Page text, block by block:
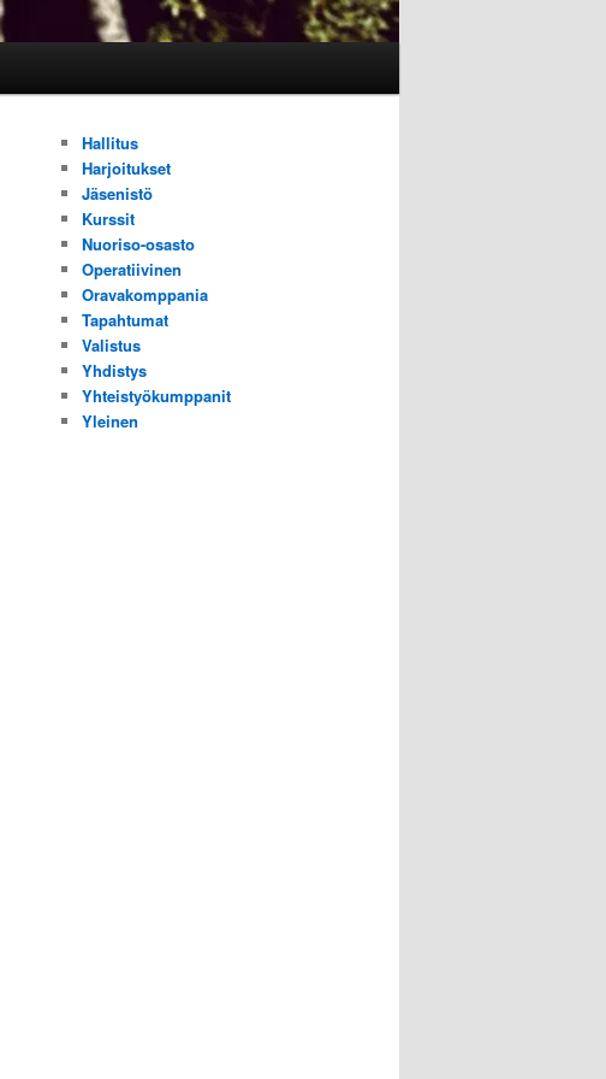
Hallitus
Harjoitukset
Jäsenistö
Kurssit
Nuoriso-osasto
Operatiivinen
Oravakomppania
Tapahtumat
Valistus
Yhdistys
Yhteistyökumppanit
Yleinen